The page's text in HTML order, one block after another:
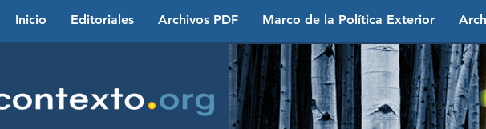
Inicio Editoriales Archivos PDF Marco de la Política Exterior